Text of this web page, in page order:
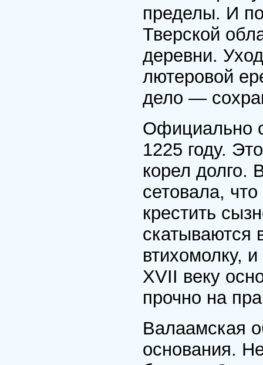
пределы. И
Тверской
деревни.
лютеровой
дело —
Официально
1225 году.
корел долго.
сетовала,
крестить
скатываются
втихомолку,
XVII веку
прочно на
Валаамская
основания.